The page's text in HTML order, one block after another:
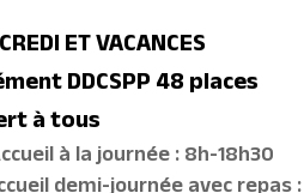
ET VACANCES
DDCSPP 48 places
à tous
à la journée : 8h-18h30